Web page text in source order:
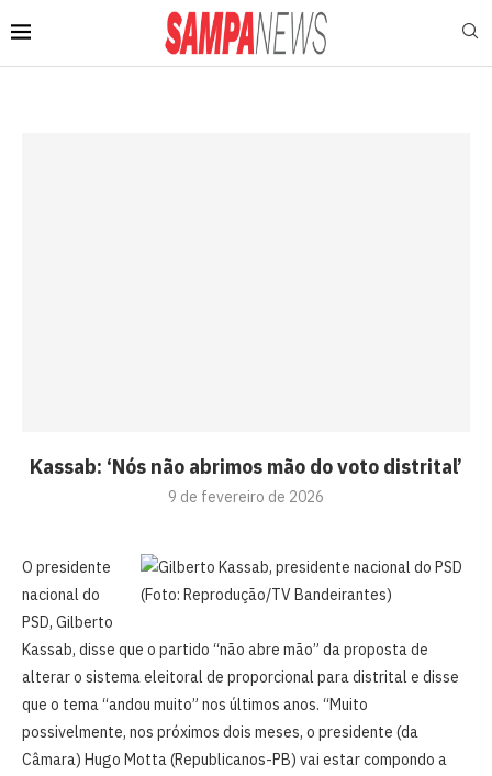
Kassab: ‘Nós não abrimos mão do voto distrital’
9 de fevereiro de 2026
O presidente
nacional do
PSD, Gilberto
Kassab, disse que o partido “não abre mão” da proposta de
alterar o sistema eleitoral de proporcional para distrital e disse
que o tema “andou muito” nos últimos anos. “Muito
possivelmente, nos próximos dois meses, o presidente (da
Câmara) Hugo Motta (Republicanos-PB) vai estar compondo a